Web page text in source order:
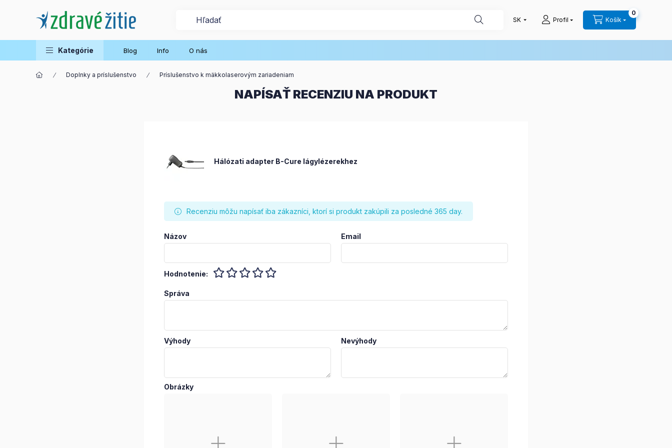
Profil Košík
0
Kategórie Blog Info O nás
Doplnky a príslušenstvo Príslušenstvo k mäkkolaserovým zariadeniam
NAPÍSAŤ RECENZIU NA PRODUKT
Hálózati adapter B-Cure lágylézerekhez
Recenziu môžu napísať iba zákazníci, ktorí si produkt zakúpili za posledné 365 day.
Názov Email
Hodnotenie:
Správa
Výhody Nevýhody
Obrázky